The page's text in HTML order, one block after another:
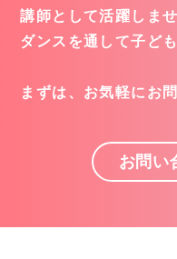
講師として活躍しま
ダンスを通して子ど
まずは、お気軽にお
お問い